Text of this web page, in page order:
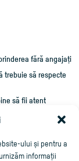
ului și pentru a
informații
fără angajați
trebuie să respecte
să fii atent
salva timp și bani